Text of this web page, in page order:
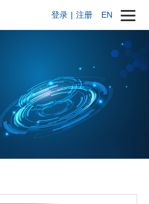
EN
登录 | 注册